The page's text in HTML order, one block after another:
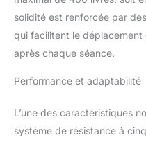
solidité est renforcée par
qui facilitent le déplacement
après chaque séance.
Performance et adaptabilité
L’une des caractéristiques
système de résistance à